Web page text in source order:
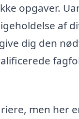
opgaver.
af
dig den
men her